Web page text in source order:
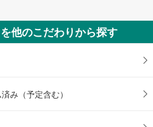
他のこだわりから探す
み（予定含む）